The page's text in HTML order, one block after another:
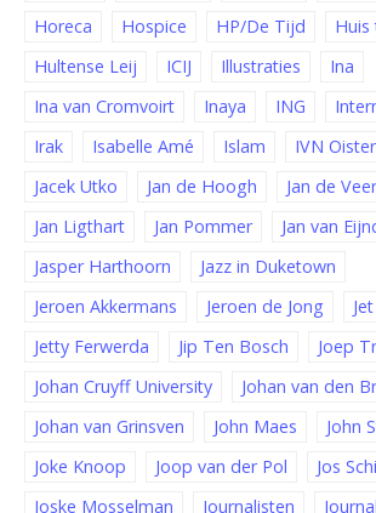
Horeca
Hospice HP/De Tijd
Huis
Hultense Leij
ICIJ Illustraties
Ina
Ina van Cromvoirt
Inaya ING
Irak
Isabelle Amé Islam
IVN
Jacek Utko
Jan de Hoogh Jan de Veer
Jan Ligthart
Jan Pommer
Jan van
Jasper Harthoorn
Jazz in Duketown
Jeroen Akkermans
Jeroen de Jong
Jetty Ferwerda
Jip Ten Bosch
Joep
Johan Cruyff University
Johan van den
Johan van Grinsven
John Maes
John
Joke Knoop
Joop van der Pol
Jos
Joske Mosselman
Journalisten